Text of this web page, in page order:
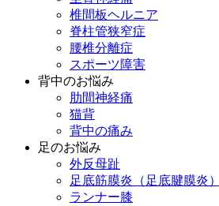
椎間板ヘルニア
脊柱管狭窄症
腰椎分離症
スポーツ障害
背中のお悩み
肋間神経痛
猫背
背中の痛み
足のお悩み
外反母趾
足底筋膜炎（足底腱膜炎）
ランナー膝